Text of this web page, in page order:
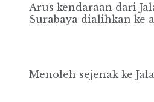
Arus kendaraan dari
Surabaya dialihkan ke
Menoleh sejenak ke